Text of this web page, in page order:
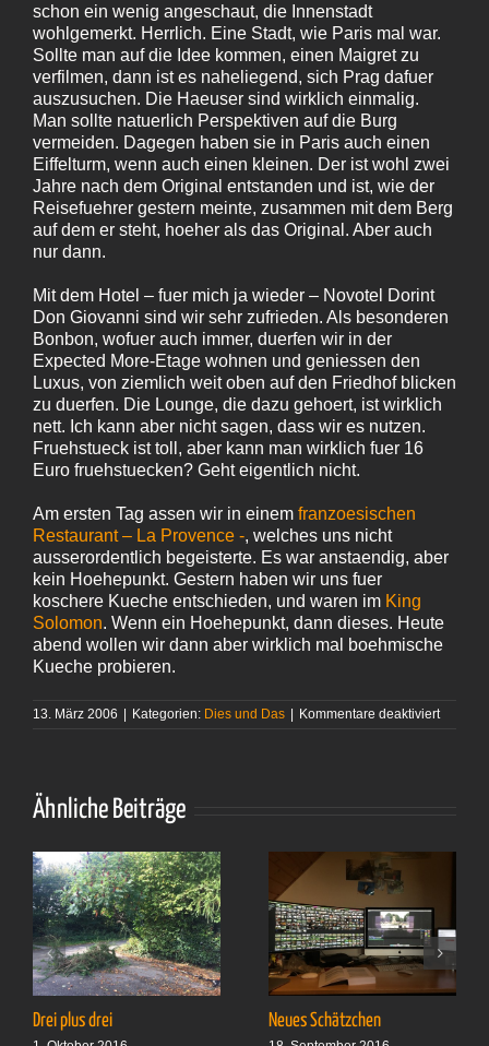
schon ein wenig angeschaut, die Innenstadt
wohlgemerkt. Herrlich. Eine Stadt, wie Paris mal war.
Sollte man auf die Idee kommen, einen Maigret zu
verfilmen, dann ist es naheliegend, sich Prag dafuer
auszusuchen. Die Haeuser sind wirklich einmalig.
Man sollte natuerlich Perspektiven auf die Burg
vermeiden. Dagegen haben sie in Paris auch einen
Eiffelturm, wenn auch einen kleinen. Der ist wohl zwei
Jahre nach dem Original entstanden und ist, wie der
Reisefuehrer gestern meinte, zusammen mit dem Berg
auf dem er steht, hoeher als das Original. Aber auch
nur dann.
Mit dem Hotel – fuer mich ja wieder – Novotel Dorint
Don Giovanni sind wir sehr zufrieden. Als besonderen
Bonbon, wofuer auch immer, duerfen wir in der
Expected More-Etage wohnen und geniessen den
Luxus, von ziemlich weit oben auf den Friedhof blicken
zu duerfen. Die Lounge, die dazu gehoert, ist wirklich
nett. Ich kann aber nicht sagen, dass wir es nutzen.
Fruehstueck ist toll, aber kann man wirklich fuer 16
Euro fruehstuecken? Geht eigentlich nicht.
Am ersten Tag assen wir in einem franzoesischen
Restaurant – La Provence -, welches uns nicht
ausserordentlich begeisterte. Es war anstaendig, aber
kein Hoehepunkt. Gestern haben wir uns fuer
koschere Kueche entschieden, und waren im King
Solomon. Wenn ein Hoehepunkt, dann dieses. Heute
abend wollen wir dann aber wirklich mal boehmische
Kueche probieren.
13. März 2006 | Kategorien: Dies und Das | Kommentare deaktiviertfür
Ähnliche Beiträge
Drei plus drei Neues Schätzchen